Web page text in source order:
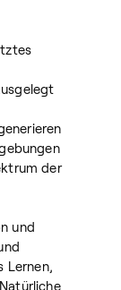
der
und
Lernen,